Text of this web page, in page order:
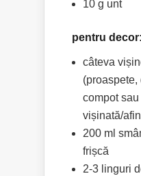
10 g unt
pentru decor:
câteva
compot sau
vișinată/
200 ml
frișcă
2-3 linguri